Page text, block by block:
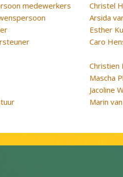
medewerkers
Christel
Arsida
Esther
Caro
Mascha
Jacoline
Marin